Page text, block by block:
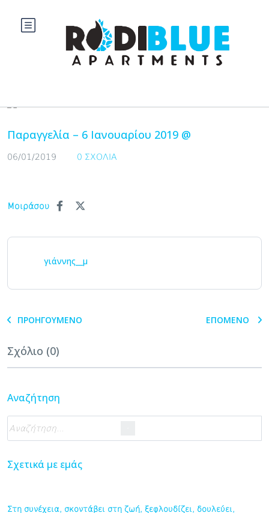
Παραγγελία – 6 Ιανουαρίου 2019 @
06/01/2019 0 ΣΧΌΛΙΑ
Μοιράσου
γιάννης__μ
ΠΡΟΗΓΟΎΜΕΝΟ ΕΠΌΜΕΝΟ
Σχόλιο (0)
Αναζήτηση
Σχετικά με εμάς
Στη συνέχεια, σκοντάβει στη ζωή, ξεφλουδίζει, δουλεύει,